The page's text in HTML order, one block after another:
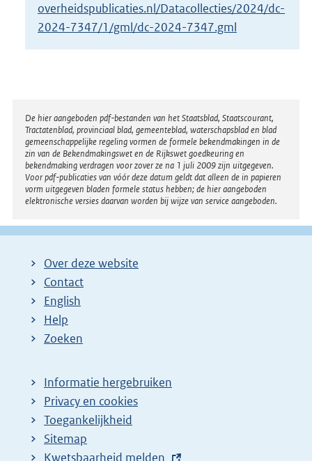
overheidspublicaties.nl/Datacollecties/2024/dc-
2024-7347/1/gml/dc-2024-7347.gml
Disclaimer
De hier aangeboden pdf-bestanden van het Staatsblad, Staatscourant,
Tractatenblad, provinciaal blad, gemeenteblad, waterschapsblad en blad
gemeenschappelijke regeling vormen de formele bekendmakingen in de
zin van de Bekendmakingswet en de Rijkswet goedkeuring en
bekendmaking verdragen voor zover ze na 1 juli 2009 zijn uitgegeven.
Voor pdf-publicaties van vóór deze datum geldt dat alleen de in papieren
vorm uitgegeven bladen formele status hebben; de hier aangeboden
elektronische versies daarvan worden bij wijze van service aangeboden.
Over deze website
Contact
English
Help
Zoeken
Informatie hergebruiken
Privacy en cookies
Toegankelijkheid
Sitemap
E
Kwetsbaarheid melden